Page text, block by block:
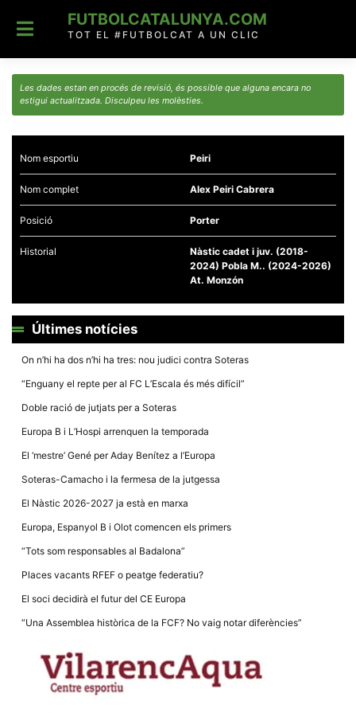
content
FUTBOLCATALUNYA.COM
TOT EL #FUTBOLCAT A UN CLIC
Les dades estan en procés de revisió, és possible que alguna encara no
estigui actualitzada. Disculpeu les molèsties.
Nom esportiu Peiri
Nom complet Alex Peiri Cabrera
Posició Porter
Historial
Nàstic cadet i juv. (2018-
2024) Pobla M.. (2024-2026)
At. Monzón
Últimes notícies
On n’hi ha dos n’hi ha tres: nou judici contra Soteras
“Enguany el repte per al FC L’Escala és més difícil”
Doble ració de jutjats per a Soteras
Europa B i L’Hospi arrenquen la temporada
El ‘mestre’ Gené per Aday Benítez a l’Europa
Soteras-Camacho i la fermesa de la jutgessa
El Nàstic 2026-2027 ja està en marxa
Europa, Espanyol B i Olot comencen els primers
“Tots som responsables al Badalona”
Places vacants RFEF o peatge federatiu?
El soci decidirà el futur del CE Europa
“Una Assemblea històrica de la FCF? No vaig notar diferències”
Necessàries
Aquestes
cookies no
necessàries
Estadístiques
estadístiques
de manera
anònima d'ús